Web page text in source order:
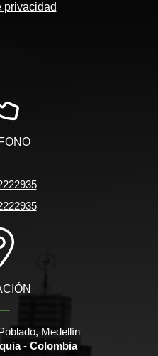
privacidad
Medellín
- Colombia